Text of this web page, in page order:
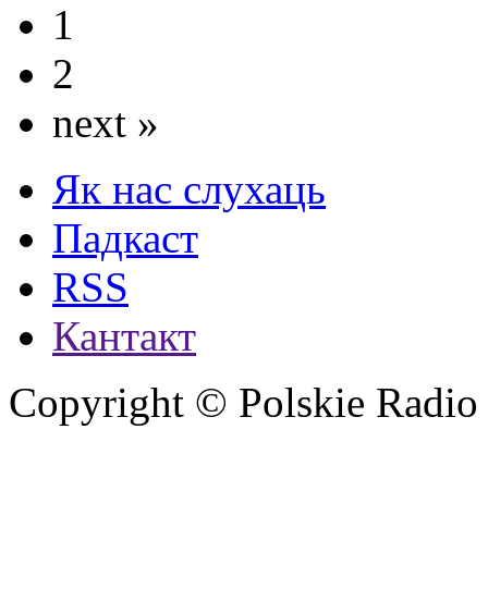
1
2
next »
Як нас слухаць
Падкаст
RSS
Кантакт
Copyright © Polskie